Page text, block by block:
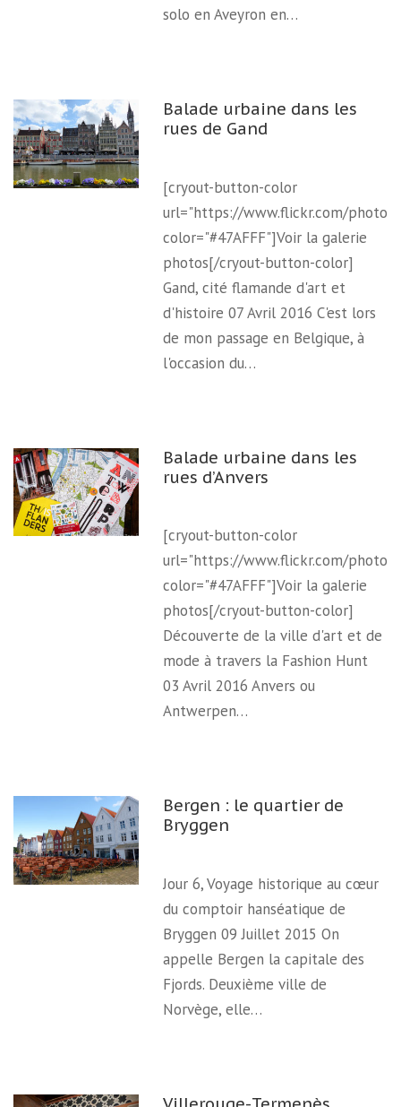
solo en Aveyron en…
Balade urbaine dans les
rues de Gand
[cryout-button-color
url="https://www.flickr.com/
color="#47AFFF"]Voir la galerie
photos[/cryout-button-color]
Gand, cité flamande d'art et
d'histoire 07 Avril 2016 C'est lors
de mon passage en Belgique, à
l'occasion du…
Balade urbaine dans les
rues d’Anvers
[cryout-button-color
url="https://www.flickr.com/
color="#47AFFF"]Voir la galerie
photos[/cryout-button-color]
Découverte de la ville d'art et de
mode à travers la Fashion Hunt
03 Avril 2016 Anvers ou
Antwerpen…
Bergen : le quartier de
Bryggen
Jour 6, Voyage historique au cœur
du comptoir hanséatique de
Bryggen 09 Juillet 2015 On
appelle Bergen la capitale des
Fjords. Deuxième ville de
Norvège, elle…